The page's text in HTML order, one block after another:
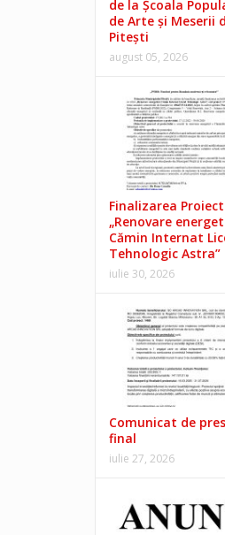
de la Școala
de Arte și Meserii
Pitești
august 05, 2026
Finalizarea
„Renovare
Cămin Internat
Tehnologic Astra”
iulie 30, 2026
Comunicat de
final
iulie 27, 2026